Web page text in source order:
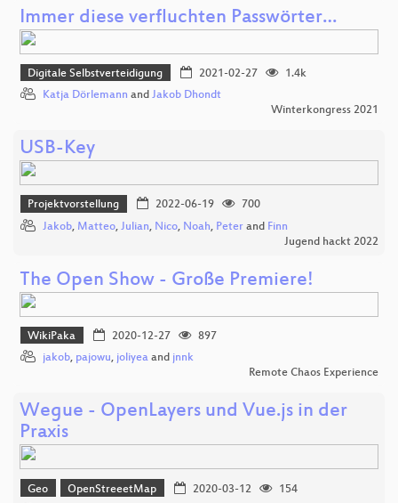
Immer diese verfluchten Passwörter…
Digitale Selbstverteidigung 2021-02-27
1.4k
Katja Dörlemann and Jakob Dhondt
Winterkongress 2021
USB-Key
Projektvorstellung 2022-06-19
700
Jakob, Matteo, Julian, Nico, Noah, Peter and Finn
Jugend hackt 2022
The Open Show - Große Premiere!
WikiPaka 2020-12-27
897
jakob, pajowu, joliyea and jnnk
Remote Chaos Experience
Wegue - OpenLayers und Vue.js in der
Praxis
Geo OpenStreeetMap 2020-03-12
154